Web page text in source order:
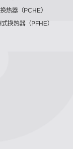
热器（PCHE）
换热器（PFHE）